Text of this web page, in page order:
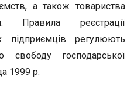
а також товариства
Правила реєстрації
підприємців регулюють
господарської
1999 р.